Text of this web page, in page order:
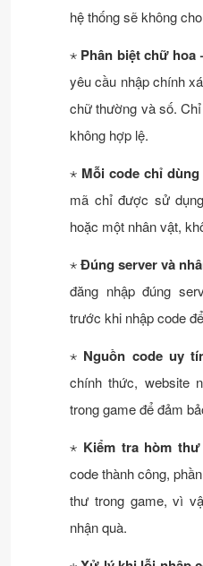
hệ thống sẽ không
⋆ Phân biệt chữ
yêu cầu nhập chính
chữ thường và số.
không hợp lệ.
⋆ Mỗi code chỉ
mã chỉ được sử
hoặc một nhân vật,
⋆Đúng server và
đăng nhập đúng
trước khi nhập code
⋆ Nguồn code uy
chính thức, website
trong game để đảm
⋆ Kiểm tra hòm
code thành công,
thư trong game, vì
nhận quà.